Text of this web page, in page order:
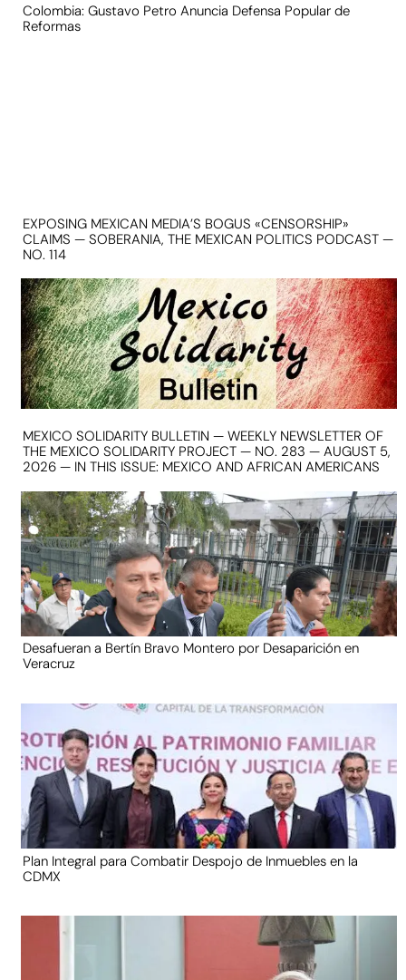
Colombia: Gustavo Petro Anuncia Defensa Popular de
Reformas
EXPOSING MEXICAN MEDIA’S BOGUS «CENSORSHIP»
CLAIMS — SOBERANIA, THE MEXICAN POLITICS PODCAST —
NO. 114
MEXICO SOLIDARITY BULLETIN — WEEKLY NEWSLETTER OF
THE MEXICO SOLIDARITY PROJECT — NO. 283 — AUGUST 5,
2026 — IN THIS ISSUE: MEXICO AND AFRICAN AMERICANS
Desafueran a Bertín Bravo Montero por Desaparición en
Veracruz
Plan Integral para Combatir Despojo de Inmuebles en la
CDMX